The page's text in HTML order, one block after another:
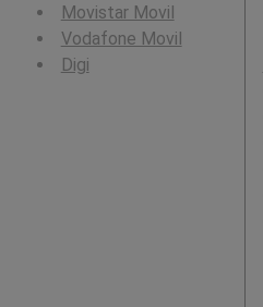
Movistar Movil
Vodafone Movil
Digi